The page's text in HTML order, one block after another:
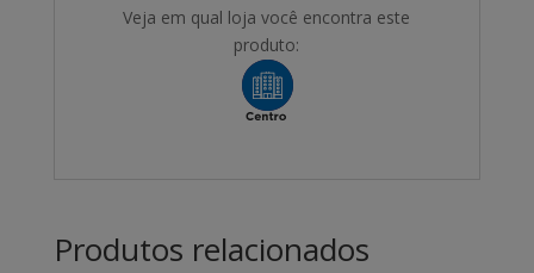
Veja em qual loja você encontra este
produto:
Produtos relacionados